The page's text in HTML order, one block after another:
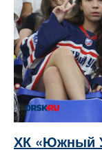
ХК «Южный